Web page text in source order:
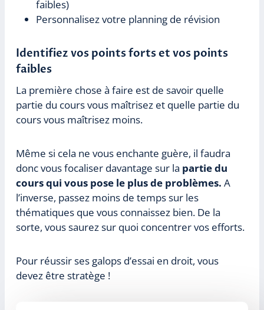
faibles)
Personnalisez votre planning de révision
Identifiez vos points forts et vos points
faibles
La première chose à faire est de savoir quelle
partie du cours vous maîtrisez et quelle partie du
cours vous maîtrisez moins.
Même si cela ne vous enchante guère, il faudra
donc vous focaliser davantage sur la partie du
cours qui vous pose le plus de problèmes.A
l’inverse, passez moins de temps sur les
thématiques que vous connaissez bien. De la
sorte, vous saurez sur quoi concentrer vos efforts.
Pour réussir ses galops d’essai en droit, vous
devez être stratège !